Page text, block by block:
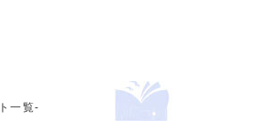
一覧-